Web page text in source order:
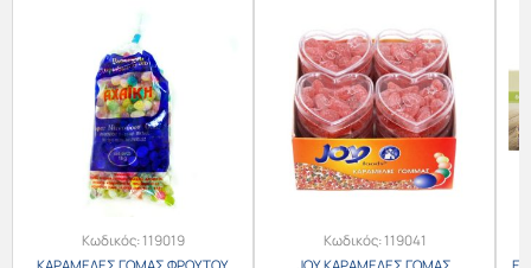
Κωδικός:119019
Κωδικός:119041